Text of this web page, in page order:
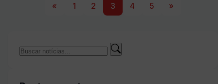
« 1 2 3 4 5 »
Buscar
Buscar